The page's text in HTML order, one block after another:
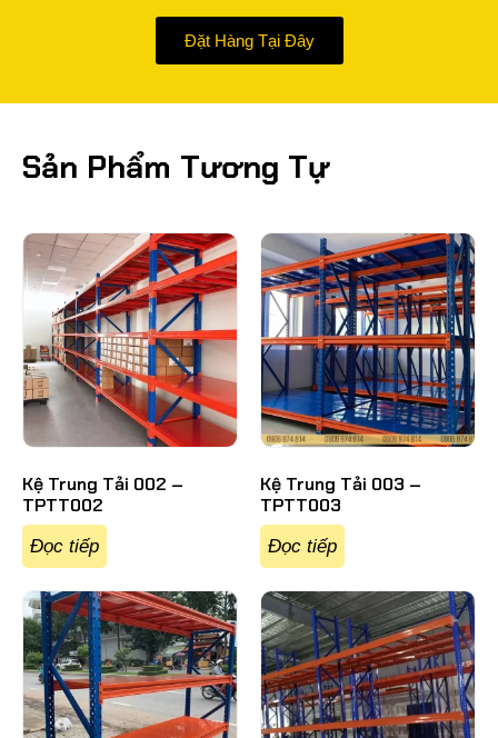
Đặt Hàng Tại Đây
Sản Phẩm Tương Tự
Kệ Trung Tải 002 –
TPTT002
Đọc tiếp
Kệ Trung Tải 003 –
TPTT003
Đọc tiếp